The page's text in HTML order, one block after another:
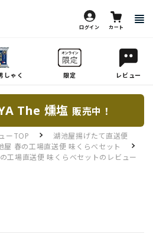
ログイン カート
しゃく 限定 レビュー
The 燻塩 販売中！
ーTOP
湖池屋揚げたて直送便
屋 春の工場直送便 味くらべセット
工場直送便 味くらべセットのレビュー